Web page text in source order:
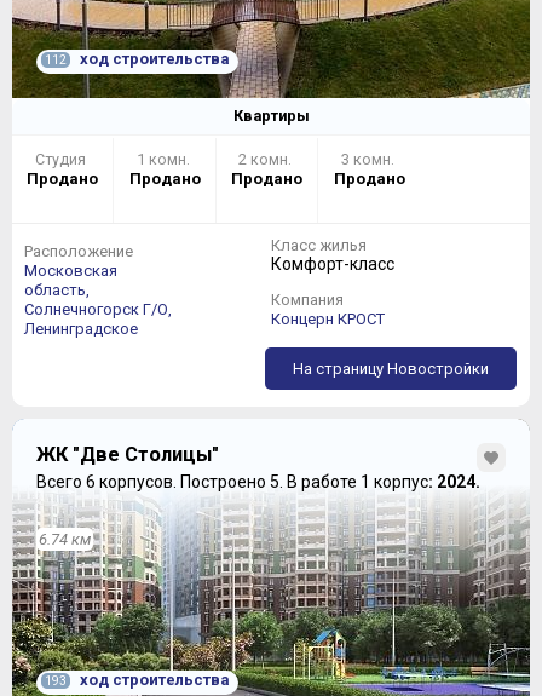
112 ход строительства
Квартиры
Студия
Продано
1 комн.
Продано
2 комн.
Продано
3 комн.
Продано
Расположение
Московская
область,
Солнечногорск Г/О,
Ленинградское
Класс жилья
Комфорт-класс
Компания
Концерн КРОСТ
На страницу Новостройки
ЖК "Две Столицы"
Всего 6 корпусов. Построено 5. В работе 1 корпус: 2024.
6.74 км
193 ход строительства